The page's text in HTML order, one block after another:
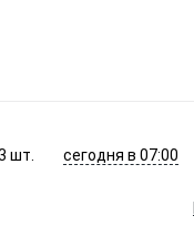
шт. сегодня в 07:00